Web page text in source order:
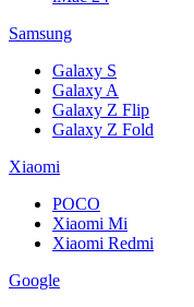
Samsung
Galaxy S
Galaxy A
Galaxy Z Flip
Galaxy Z Fold
Xiaomi
POCO
Xiaomi Mi
Xiaomi Redmi
Google